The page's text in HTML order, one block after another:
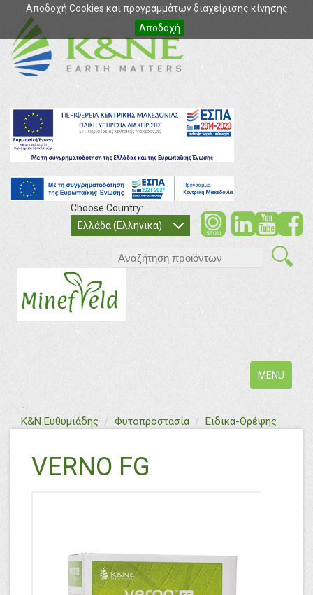
Αποδοχή Cookies και προγραμμάτων διαχείρισης κίνησης
Αποδοχή
Choose Country:
Ελλάδα (Ελληνικά)
Toggle
navigation
MENU
-
Κ&Ν Ευθυμιάδης textΦυτοπροστασία Ειδικά-Θρέψης
VERNO FG